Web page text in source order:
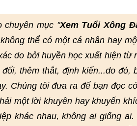
chuyên mục "Xem Tuổi Xông
thể có một cá nhân hay
do bởi huyền học xuất hiện từ
thêm thắt, định kiến...do đó,
Chúng tôi đưa ra để bạn đọc
một lời khuyên hay khuyến
khác nhau, không ai giống